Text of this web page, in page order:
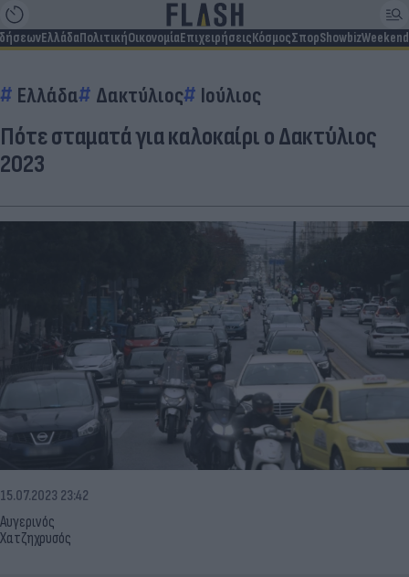
ΕλλάδαΠολιτικήΟικονομίαΕπιχειρήσειςΚόσμοςΣπορShowbizWeekend
Ελλάδα Δακτύλιος Ιούλιος
Πότε σταματά για καλοκαίρι ο Δακτύλιος
2023
Αυγερινός
Χατζηχρυσός
15.07.2023 23:42